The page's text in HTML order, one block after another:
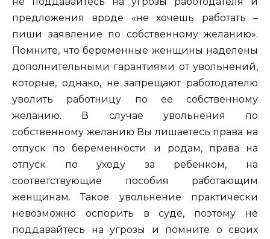
предложения вроде «не хочешь работать –
пиши заявление по собственному желанию».
Помните, что беременные женщины наделены
дополнительными гарантиями от увольнений,
которые, однако, не запрещают работодателю
уволить работницу по ее собственному
желанию. В случае увольнения по
собственному желанию Вы лишаетесь права на
отпуск по беременности и родам, права на
отпуск по уходу за ребенком, на
соответствующие пособия работающим
женщинам. Такое увольнение практически
невозможно оспорить в суде, поэтому не
поддавайтесь на угрозы и помните о своих